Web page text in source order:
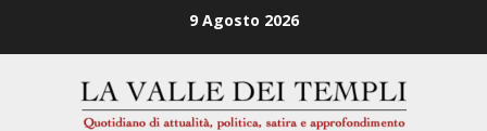
9 Agosto 2026